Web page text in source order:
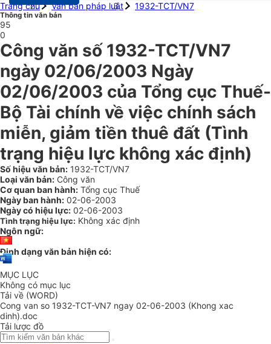
Trang chủ
Văn bản pháp luật 1932-TCT/VN7
Thông tin văn bản
95
0
Công văn số 1932-TCT/VN7
ngày 02/06/2003 Ngày
02/06/2003 của Tổng cục Thuế-
Bộ Tài chính về việc chính sách
miễn, giảm tiền thuê đất (Tình
trạng hiệu lực không xác định)
Số hiệu văn bản: 1932-TCT/VN7
Loại văn bản: Công văn
Cơ quan ban hành: Tổng cục Thuế
Ngày ban hành: 02-06-2003
Ngày có hiệu lực: 02-06-2003
Tình trạng hiệu lực: Không xác định
Ngôn ngữ:
Định dạng văn bản hiện có:
MỤC LỤC
Không có mục lục
Tải về (WORD)
Cong van so 1932-TCT-VN7 ngay 02-06-2003 (Khong xac
dinh).doc
Tải lược đồ